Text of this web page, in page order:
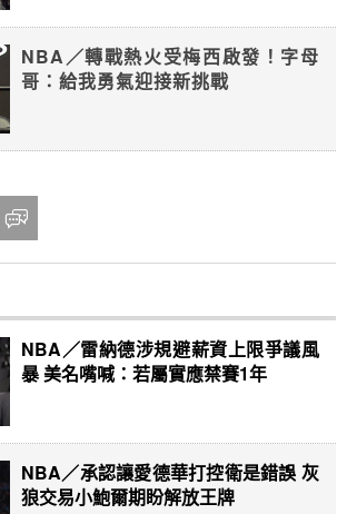
NBA／轉戰熱火受梅西啟發！字母
哥：給我勇氣迎接新挑戰
NBA／雷納德涉規避薪資上限爭議風
暴 美名嘴喊：若屬實應禁賽1年
NBA／承認讓愛德華打控衛是錯誤 灰
狼交易小鮑爾期盼解放王牌